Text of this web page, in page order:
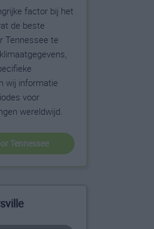
factor bij het
de beste
Tennessee te
wij informatie
voor
wereldwijd.
Tennessee